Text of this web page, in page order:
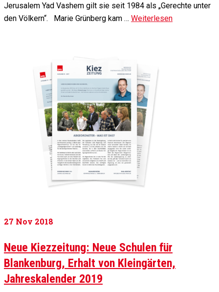
Jerusalem Yad Vashem gilt sie seit 1984 als „Gerechte unter
den Völkern“. Marie Grünberg kam … Weiterlesen
27 Nov 2018
Neue Kiezzeitung: Neue Schulen für
Blankenburg, Erhalt von Kleingärten,
Jahreskalender 2019